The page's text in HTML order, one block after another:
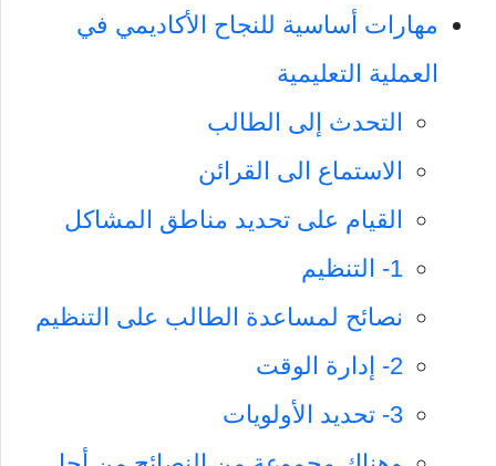
مهارات أساسية للنجاح الأكاديمي في
العملية التعليمية
التحدث إلى الطالب
الاستماع الى القرائن
القيام على تحديد مناطق المشاكل
1- التنظيم
نصائح لمساعدة الطالب على التنظيم
2- إدارة الوقت
3- تحديد الأولويات